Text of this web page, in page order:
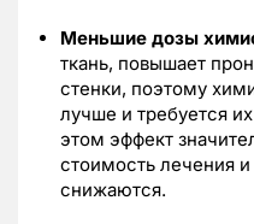
Меньшие дозы
ткань, повышает
стенки, поэтому
лучше и требуется
этом эффект
стоимость лечения
снижаются.